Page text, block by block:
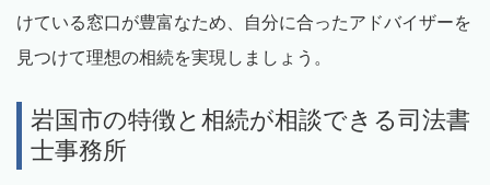
けている窓口が豊富なため、自分に合ったアドバイザーを
見つけて理想の相続を実現しましょう。
岩国市の特徴と相続が相談できる司法書
士事務所